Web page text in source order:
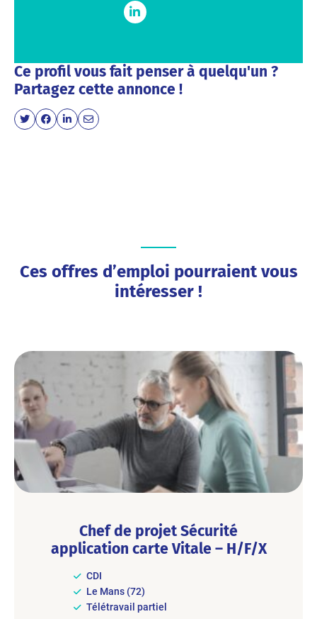
Ce profil vous fait penser à quelqu'un ?
Partagez cette annonce !
Ces offres d’emploi pourraient vous
intéresser !
Chef de projet Sécurité
application carte Vitale – H/F/X
CDI
Le Mans (72)
Télétravail partiel